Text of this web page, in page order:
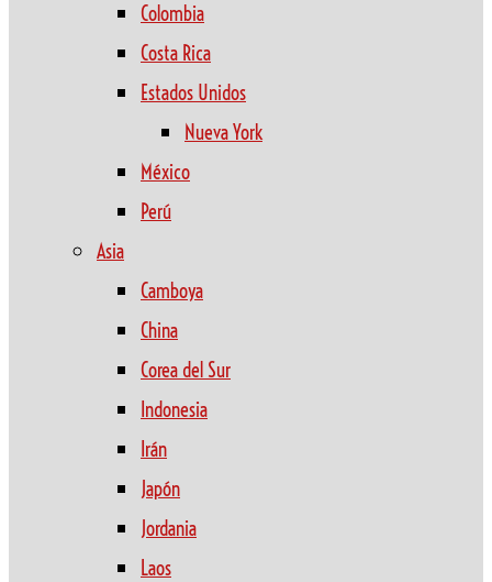
Colombia
Costa Rica
Estados Unidos
Nueva York
México
Perú
Asia
Camboya
China
Corea del Sur
Indonesia
Irán
Japón
Jordania
Laos